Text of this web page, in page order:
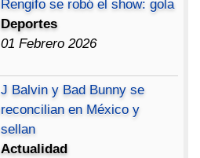
Rengifo se robó el show: gola
Deportes
01 Febrero 2026
J Balvin y Bad Bunny se
reconcilian en México y
sellan
Actualidad